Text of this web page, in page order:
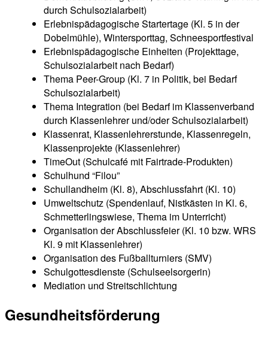
durch Schulsozialarbeit)
Erleb­nis­päd­ago­gi­sche Star­ter­ta­ge (Kl. 5 in der
Dobel­müh­le), Win­ter­sport­tag, Schneesportfestival
Erleb­nis­päd­ago­gi­sche Ein­hei­ten (Pro­jekt­ta­ge,
Schul­so­zi­al­ar­beit nach Bedarf)
The­ma Peer-Group (Kl. 7 in Poli­tik, bei Bedarf
Schulsozialarbeit)
The­ma Inte­gra­ti­on (bei Bedarf im Klas­sen­ver­band
durch Klas­sen­leh­rer und/oder Schulsozialarbeit)
Klas­sen­rat, Klas­sen­leh­rer­stun­de, Klas­sen­re­geln,
Klas­sen­pro­jek­te (Klas­sen­leh­rer)
Time­Out (Schul­ca­fé mit Fairtrade-Produkten)
Schul­hund “Filou”
Schul­land­heim (Kl. 8), Abschluss­fahrt (Kl. 10)
Umwelt­schutz (Spen­den­lauf, Nist­käs­ten in Kl. 6,
Schmet­ter­lings­wie­se, The­ma im Unterricht)
Orga­ni­sa­ti­on der Abschluss­fei­er (Kl. 10 bzw. WRS
Kl. 9 mit Klassenlehrer)
Orga­ni­sa­ti­on des Fuß­ball­tur­niers (SMV)
Schul­got­tes­diens­te (Schul­seel­sor­ge­rin)
Media­ti­on und Streitschlichtung
Gesund­heits­för­de­rung